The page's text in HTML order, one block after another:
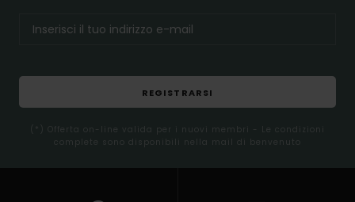
REGISTRARSI
(*) Offerta on-line valida per i nuovi membri - Le condizioni
complete sono disponibili nella mail di benvenuto